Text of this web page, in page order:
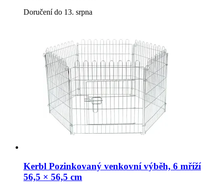
Doručení do 13. srpna
Kerbl Pozinkovaný venkovní výběh, 6 mříží
56,5 × 56,5 cm